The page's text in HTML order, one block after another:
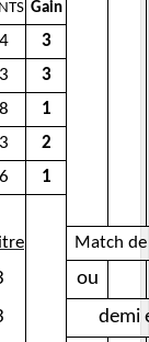
Gain
3
3
1
2
1
Match
ou
demi